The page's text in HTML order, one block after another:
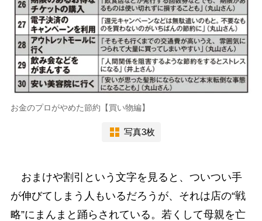
お金のプロがやめた節約【買い物編】
写真3枚
おまけや割引という文字を見ると、ついつい手
が伸びてしまう人もいるだろうが、それは店の“戦
略”にまんまと踊らされている。若くして母親を亡